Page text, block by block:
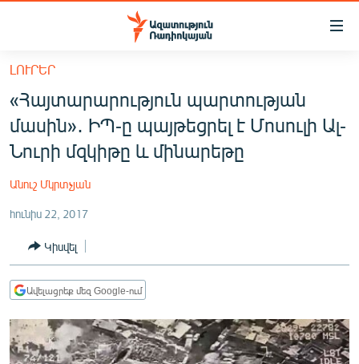
Մատչելիության
հիմնական
բովանդակությանը
Անցնել
հիմնական
մենյուին
ՀԱՅԱՍՏԱՆ
ՔԱՂԱՔԱԿԱՆ
ՏՆՏԵՍՈՒԹՅՈՒՆ
ՂԱՐԱԲԱՂ
ՏԱՐԱԾԱՇՐՋԱՆ
ԼՈՒՐԵՐ
«Հայտարարություն պարտության
մասին»․ ԻՊ-ը պայթեցրել է Մոսուլի Ալ-
Նուրի մզկիթը և մինարեթը
Անուշ Մկրտչյան
հունիս 22, 2017
Կիսվել
Ավելացրեք մեզ Google-ում